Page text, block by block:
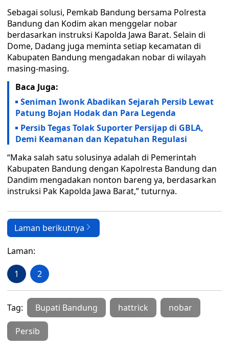
Sebagai solusi, Pemkab Bandung bersama Polresta
Bandung dan Kodim akan menggelar nobar
berdasarkan instruksi Kapolda Jawa Barat. Selain di
Dome, Dadang juga meminta setiap kecamatan di
Kabupaten Bandung mengadakan nobar di wilayah
masing-masing.
Baca Juga:
Seniman Iwonk Abadikan Sejarah Persib Lewat
Patung Bojan Hodak dan Para Legenda
Persib Tegas Tolak Suporter Persijap di GBLA,
Demi Keamanan dan Kepatuhan Regulasi
“Maka salah satu solusinya adalah di Pemerintah
Kabupaten Bandung dengan Kapolresta Bandung dan
Dandim mengadakan nonton bareng ya, berdasarkan
instruksi Pak Kapolda Jawa Barat,” tuturnya.
Laman berikutnya
Laman:
1 2
Tag: Bupati Bandung hattrick nobar
Persib